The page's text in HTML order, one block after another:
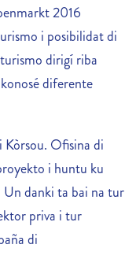
2016
i posibilidat di
dirigí riba
diferente
Kòrsou. Ofisina di
i huntu ku
Un danki ta bai na tur
priva i tur
di